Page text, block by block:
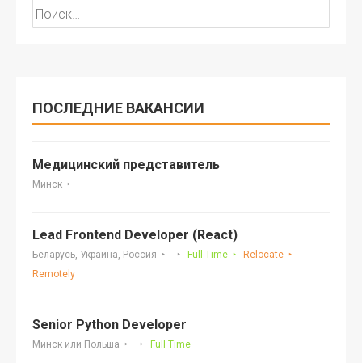
Найти:
ПОСЛЕДНИЕ ВАКАНСИИ
Медицинский представитель
Минск
Lead Frontend Developer (React)
Беларусь, Украина, Россия Full Time
Relocate
Remotely
Senior Python Developer
Минск или Польша Full Time